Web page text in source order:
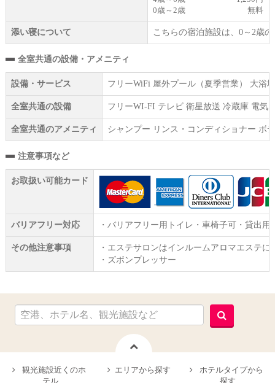
0歳～2歳
無料
添い寝について こちらの宿泊施設は、0～2歳
全室共通の設備・アメニティ
設備・サービス フリーWiFi 屋外プール（夏季営業） 大浴
全室共通の設備 フリーWI‐FI テレビ 衛星放送 冷蔵庫 電気
全室共通のアメニティ シャンプー リンス・コンディショナー ボ
注意事項など
お取扱い可能カード
バリアフリー対応 ・バリアフリー用トイレ・車椅子可・貸出
その他注意事項
・エステサロンはインルームアロマエステに
・ズボンプレッサー
観光施設近くのホ
テル
エリアから探す
ホテルタイプから
探す